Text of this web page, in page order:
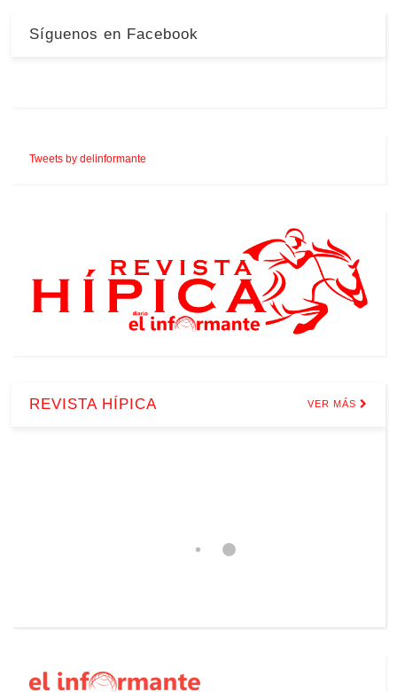
Síguenos en Facebook
Tweets by delinformante
REVISTA HÍPICA VER MÁS